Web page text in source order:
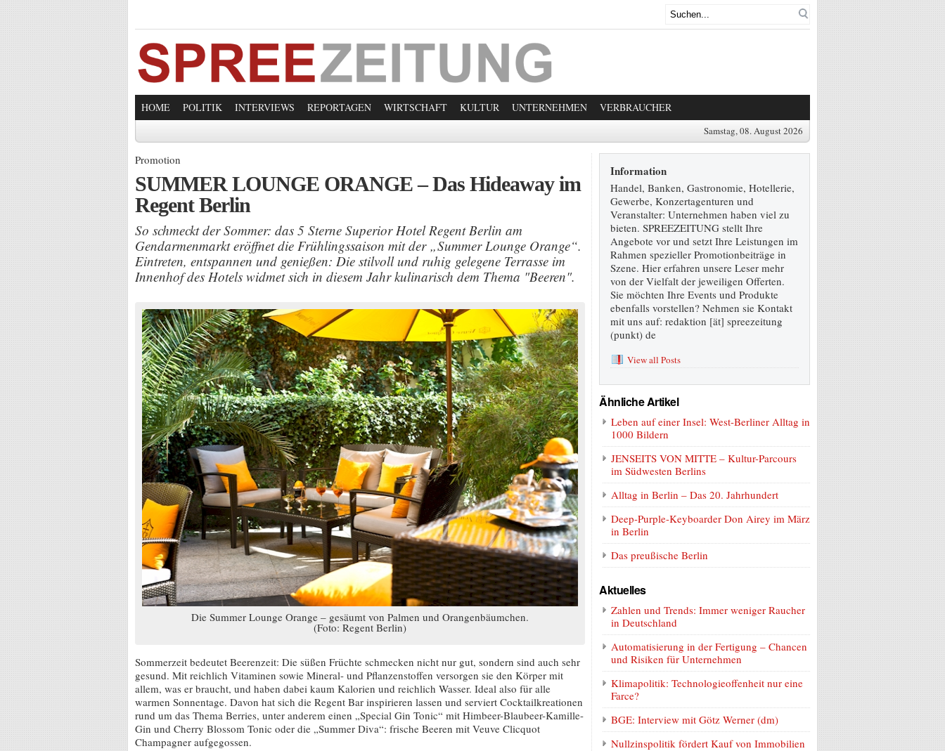
HOME POLITIK INTERVIEWS REPORTAGEN WIRTSCHAFT KULTUR UNTERNEHMEN VERBRAUCHER
Samstag, 08. August 2026
Promotion
SUMMER LOUNGE ORANGE – Das Hideaway im
Regent Berlin
So schmeckt der Sommer: das 5 Sterne Superior Hotel Regent Berlin am
Gendarmenmarkt eröffnet die Frühlingssaison mit der „Summer Lounge Orange“.
Eintreten, entspannen und genießen: Die stilvoll und ruhig gelegene Terrasse im
Innenhof des Hotels widmet sich in diesem Jahr kulinarisch dem Thema "Beeren".
Die Summer Lounge Orange – gesäumt von Palmen und Orangenbäumchen.
(Foto: Regent Berlin)
Sommerzeit bedeutet Beerenzeit: Die süßen Früchte schmecken nicht nur gut, sondern sind auch sehr
gesund. Mit reichlich Vitaminen sowie Mineral- und Pflanzenstoffen versorgen sie den Körper mit
allem, was er braucht, und haben dabei kaum Kalorien und reichlich Wasser. Ideal also für alle
warmen Sonnentage. Davon hat sich die Regent Bar inspirieren lassen und serviert Cocktailkreationen
rund um das Thema Berries, unter anderem einen „Special Gin Tonic“ mit Himbeer-Blaubeer-Kamille-
Gin und Cherry Blossom Tonic oder die „Summer Diva“: frische Beeren mit Veuve Clicquot
Champagner aufgegossen.
Information
Handel, Banken, Gastronomie, Hotellerie,
Gewerbe, Konzertagenturen und
Veranstalter: Unternehmen haben viel zu
bieten. SPREEZEITUNG stellt Ihre
Angebote vor und setzt Ihre Leistungen im
Rahmen spezieller Promotionbeiträge in
Szene. Hier erfahren unsere Leser mehr
von der Vielfalt der jeweiligen Offerten.
Sie möchten Ihre Events und Produkte
ebenfalls vorstellen? Nehmen sie Kontakt
mit uns auf: redaktion [ät] spreezeitung
(punkt) de
View all Posts
Ähnliche Artikel
Leben auf einer Insel: West-Berliner Alltag in
1000 Bildern
JENSEITS VON MITTE – Kultur-Parcours
im Südwesten Berlins
Alltag in Berlin – Das 20. Jahrhundert
Deep-Purple-Keyboarder Don Airey im März
in Berlin
Das preußische Berlin
Aktuelles
Zahlen und Trends: Immer weniger Raucher
in Deutschland
Automatisierung in der Fertigung – Chancen
und Risiken für Unternehmen
Klimapolitik: Technologieoffenheit nur eine
Farce?
BGE: Interview mit Götz Werner (dm)
Nullzinspolitik fördert Kauf von Immobilien